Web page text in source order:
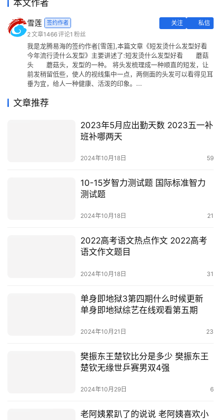
本文作者
雪莲 签约作者 关注
私信
2文章1466评论1 粉丝
我是龙腾易海的签约作者[雪莲],本篇文章《短发烫什么发型好看
今年流行烫什么发型》主要讲述了:短发烫什么发型好看 蘑菇
头 蘑菇头，发型的一种。 将头发梳理成一种顺直的短发，让
前发稍留低些，使人的视线集中一点，两侧面的头发可以看得见耳
垂为宜，给人一种健康、活泼的印象。...
文章推荐
2023年5月应出勤天数 2023五一补
班补哪两天
2024年10月18日 59
10-15岁智力测试题 国际标准智力
测试题
2024年10月18日 21
2022高考语文热点作文 2022高考
语文作文题目
2024年10月18日 31
单身即地狱3第四期什么时候更新
单身即地狱综艺在线观看第五期
2024年10月21日 23
樊振东王楚钦比分是多少 樊振东王
楚钦无缘世乒赛男双4强
2024年10月29日 6
老阿姨累趴了的说说 老阿姨喜欢小